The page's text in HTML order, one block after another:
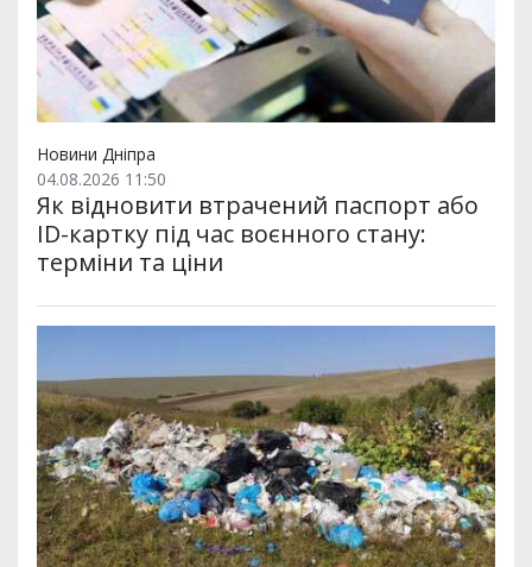
Новини Дніпра
04.08.2026 11:50
Як відновити втрачений паспорт або
ID-картку під час воєнного стану:
терміни та ціни